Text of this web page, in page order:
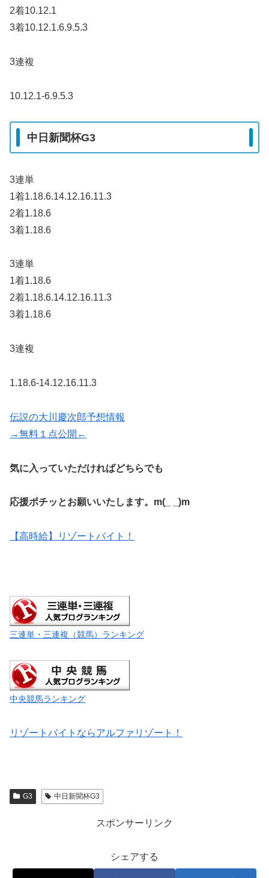
2着10.12.1
3着10.12.1.6.9.5.3
3連複
10.12.1-6.9.5.3
中日新聞杯G3
3連単
1着1.18.6.14.12.16.11.3
2着1.18.6
3着1.18.6
3連単
1着1.18.6
2着1.18.6.14.12.16.11.3
3着1.18.6
3連複
1.18.6-14.12.16.11.3
伝説の大川慶次郎予想情報
→無料１点公開←
気に入っていただければどちらでも
応援ポチッとお願いいたします。m(_ _)m
【高時給】リゾートバイト！
三連単・三連複（競馬）ランキング
中央競馬ランキング
リゾートバイトならアルファリゾート！
G3 中日新聞杯G3
スポンサーリンク
シェアする